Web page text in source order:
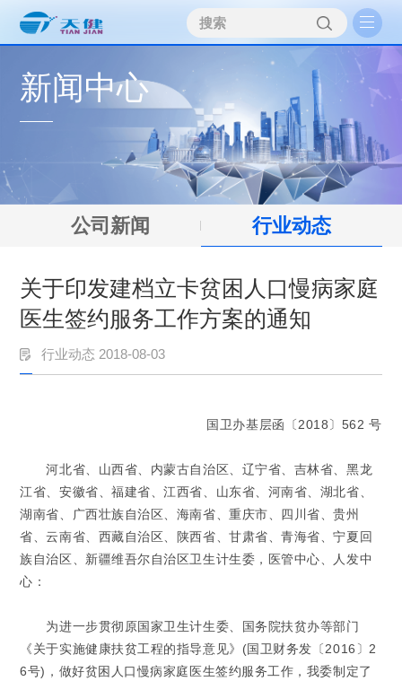
新闻中心
公司新闻 行业动态
关于印发建档立卡贫困人口慢病家庭
医生签约服务工作方案的通知
行业动态 2018-08-03
国卫办基层函〔2018〕562 号
河北省、山西省、内蒙古自治区、辽宁省、吉林省、黑龙
江省、安徽省、福建省、江西省、山东省、河南省、湖北省、
湖南省、广西壮族自治区、海南省、重庆市、四川省、贵州
省、云南省、西藏自治区、陕西省、甘肃省、青海省、宁夏回
族自治区、新疆维吾尔自治区卫生计生委，医管中心、人发中
心：
为进一步贯彻原国家卫生计生委、国务院扶贫办等部门
《关于实施健康扶贫工程的指导意见》(国卫财务发〔2016〕2
6号)，做好贫困人口慢病家庭医生签约服务工作，我委制定了